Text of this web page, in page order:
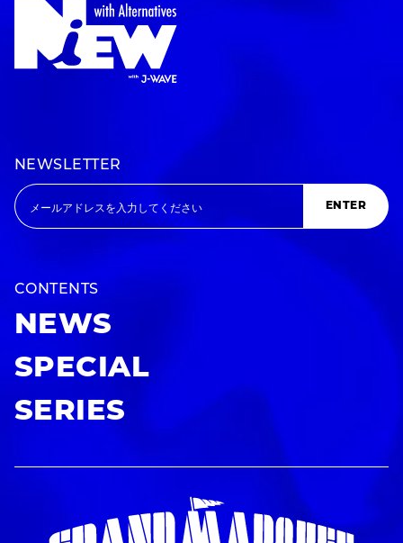
NEWSLETTER
ENTER
CONTENTS
NEWS
SPECIAL
SERIES